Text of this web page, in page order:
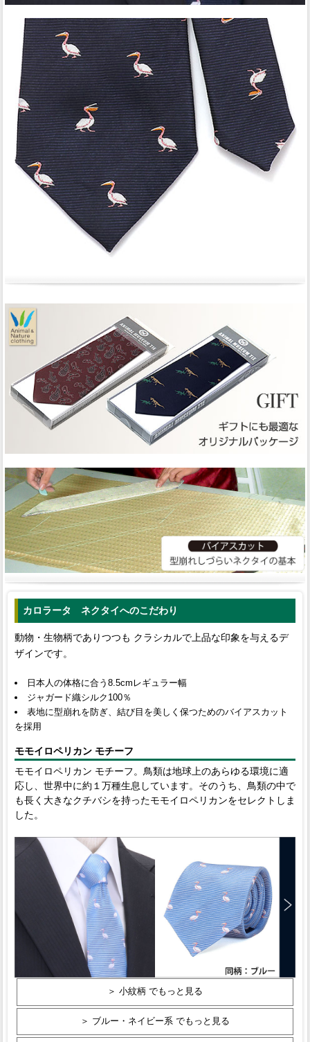
カロラータ ネクタイへのこだわり
動物・生物柄でありつつも クラシカルで上品な印象を与えるデ
ザインです。
日本人の体格に合う8.5cmレギュラー幅
ジャガード織シルク100％
表地に型崩れを防ぎ、結び目を美しく保つためのバイアスカット
を採用
モモイロペリカン モチーフ
モモイロペリカン モチーフ。鳥類は地球上のあらゆる環境に適
応し、世界中に約１万種生息しています。そのうち、鳥類の中で
も長く大きなクチバシを持ったモモイロペリカンをセレクトしま
した。
＞ 小紋柄 でもっと見る
＞ ブルー・ネイビー系 でもっと見る